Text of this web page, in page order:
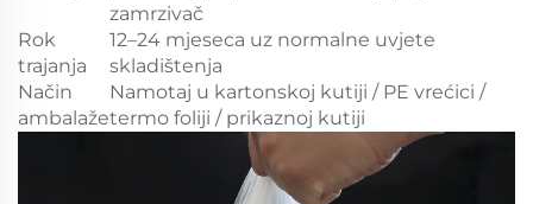
zamrzivač
Rok
trajanja
12–24 mjeseca uz normalne uvjete
skladištenja
Način
ambalaže
Namotaj u kartonskoj kutiji / PE vrećici /
termo foliji / prikaznoj kutiji